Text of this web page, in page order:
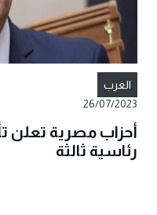
العرب
26/07/2023
أحزاب مصرية تعلن
رئاسية ثالثة